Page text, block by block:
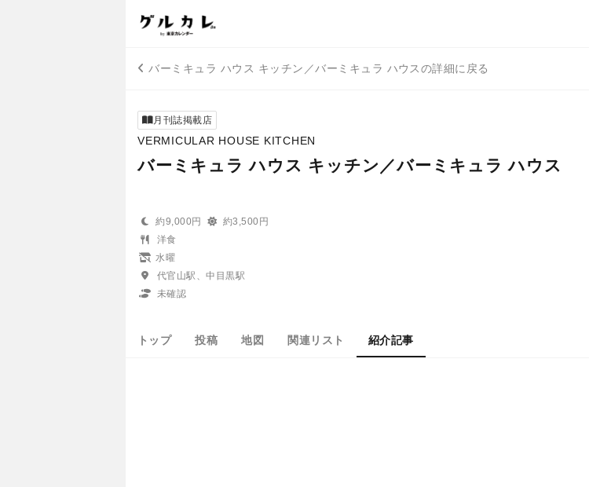
バーミキュラ ハウス キッチン／バーミキュラ ハウスの詳細に戻る
月刊誌掲載店
VERMICULAR HOUSE KITCHEN
バーミキュラ ハウス キッチン／バーミキュラ ハウス
約9,000円
約3,500円
洋食
水曜
代官山駅、中目黒駅
未確認
トップ 投稿 地図 関連リスト 紹介記事